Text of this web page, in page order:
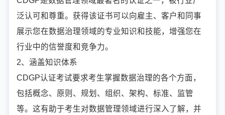
泛认可和尊重。获得该证书可以向雇主、客户和同事
展示您在数据治理领域的专业知识和技能，增强您在
行业中的信誉度和竞争力。
2、涵盖知识体系
CDGP认证考试要求考生掌握数据治理的各个方面，
包括概念、原则、规划、组织、架构、标准、监管
等。这有助于考生对数据管理领域进行深入了解，并